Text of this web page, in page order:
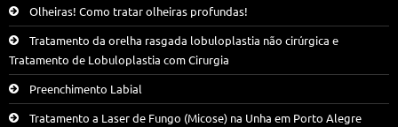
Olheiras! Como tratar olheiras profundas!
Tratamento da orelha rasgada lobuloplastia não cirúrgica e
Tratamento de Lobuloplastia com Cirurgia
Preenchimento Labial
Tratamento a Laser de Fungo (Micose) na Unha em Porto Alegre